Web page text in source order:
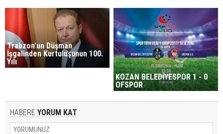
Trabzon'un Düşman
İşgalinden Kurtuluşunun 100.
Yılı
KOZAN BELEDİYESPOR 1 - 0
OFSPOR
HABERE YORUM KAT